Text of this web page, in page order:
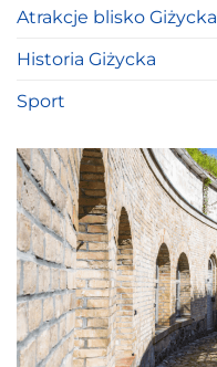
Atrakcje blisko Giżycka
Historia Giżycka
Sport